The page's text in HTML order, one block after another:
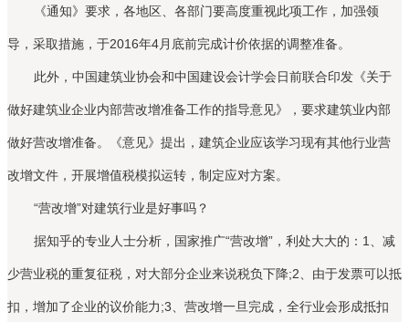
《通知》要求，各地区、各部门要高度重视此项工作，加强领
导，采取措施，于2016年4月底前完成计价依据的调整准备。
此外，中国建筑业协会和中国建设会计学会日前联合印发《关于
做好建筑业企业内部营改增准备工作的指导意见》，要求建筑业内部
做好营改增准备。《意见》提出，建筑企业应该学习现有其他行业营
改增文件，开展增值税模拟运转，制定应对方案。
“营改增”对建筑行业是好事吗？
据知乎的专业人士分析，国家推广“营改增”，利处大大的：1、减
少营业税的重复征税，对大部分企业来说税负下降;2、由于发票可以抵
扣，增加了企业的议价能力;3、营改增一旦完成，全行业会形成抵扣